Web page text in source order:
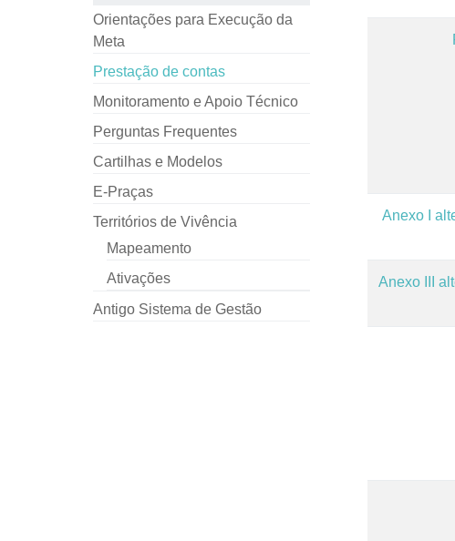
Orientações para Execução da
Meta
Prestação de contas
Monitoramento e Apoio Técnico
Perguntas Frequentes
Cartilhas e Modelos
E-Praças
Territórios de Vivência
Mapeamento
Ativações
Antigo Sistema de Gestão
Anexo I
Anexo III